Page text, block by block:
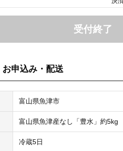
受付終了
申込み・配送
富山県魚津市
富山県魚津産なし「豊水」約5kg
冷蔵5日